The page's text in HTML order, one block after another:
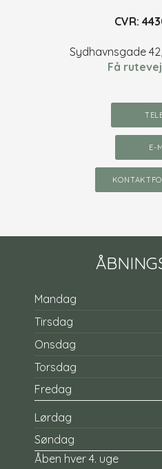
CVR:
Sydhavnsgade
Få
E-
Å​
Mandag
Tirsdag
Onsdag
Torsdag
Fredag
Lørdag
Søndag
Åben hver 4. uge​